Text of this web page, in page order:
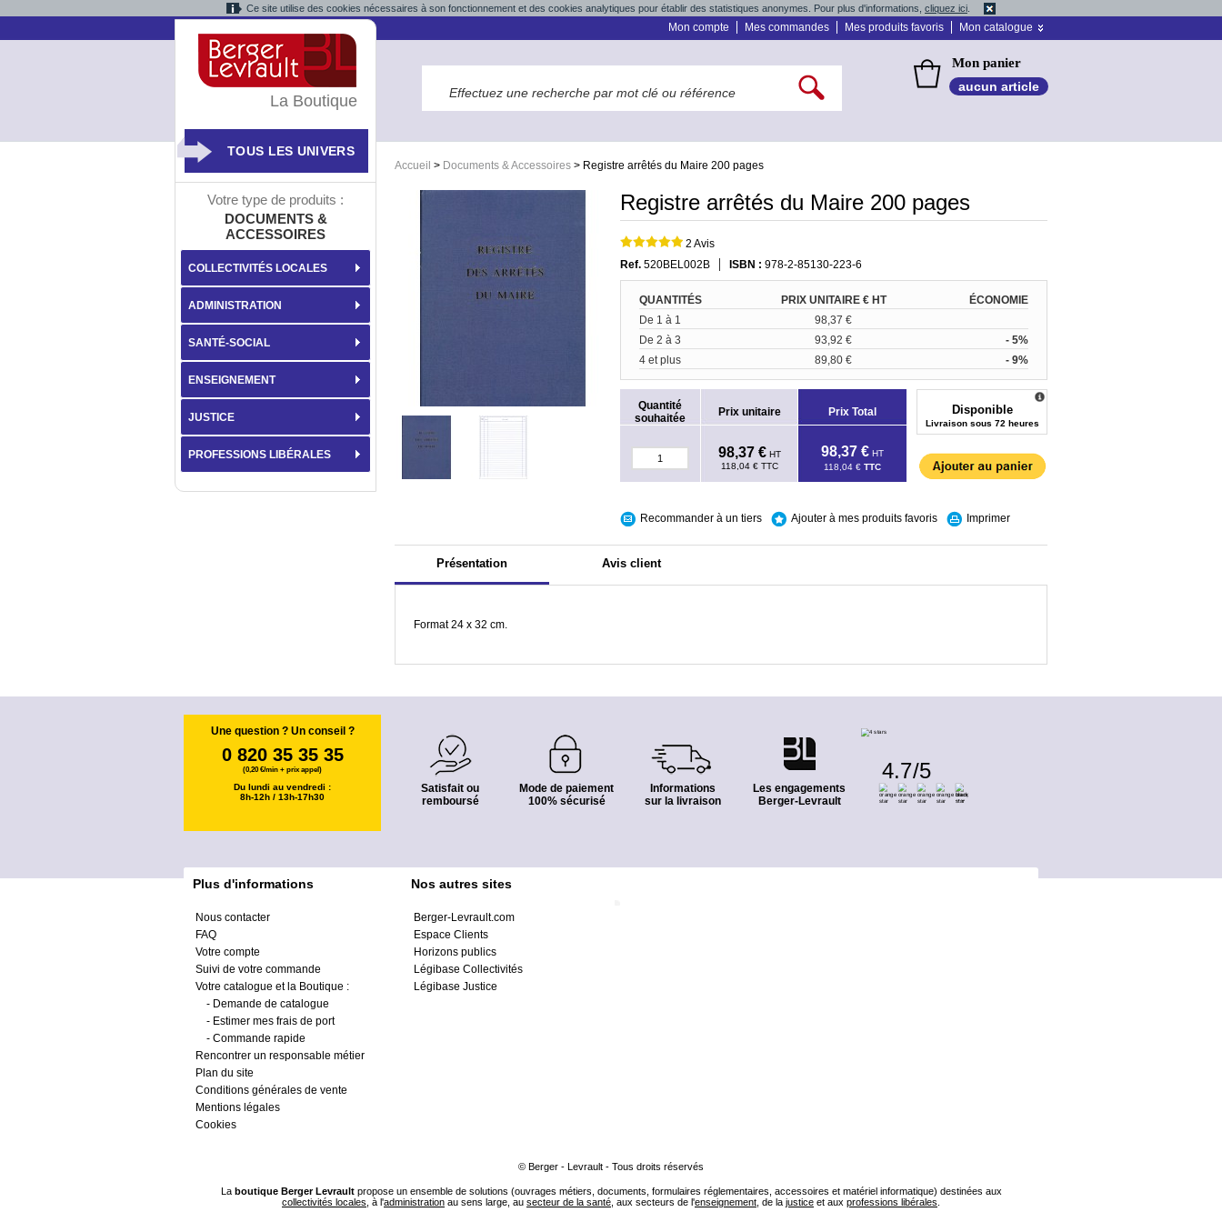
Ce site utilise des cookies nécessaires à son fonctionnement et des cookies analytiques pour établir des statistiques anonymes. Pour plus d'informations, cliquez ici
Mon compte Mes commandes Mes produits favoris Mon catalogue
Mon panier
aucun article
Accueil > Documents & Accessoires > Registre arrêtés du Maire 200 pages
Registre arrêtés du Maire 200 pages
2 Avis
Ref. 520BEL002B ISBN : 978-2-85130-223-6
QUANTITÉS PRIX UNITAIRE € HT
ÉCONOMIE
De 1 à 1
98,37 €
De 2 à 3
93,92 €
- 5%
4 et plus
89,80 € - 9%
Quantité
souhaitée
Prix unitaire Prix Total
98,37 € HT
118,04 € TTC
98,37 € HT
118,04 € TTC
Disponible
Livraison sous 72 heures
Recommander à un tiers Ajouter à mes produits favoris Imprimer
Présentation Avis client
Format 24 x 32 cm.
La Boutique
TOUS LES UNIVERS
Votre type de produits :
DOCUMENTS &
ACCESSOIRES
COLLECTIVITÉS LOCALES
ADMINISTRATION
SANTÉ-SOCIAL
ENSEIGNEMENT
JUSTICE
PROFESSIONS LIBÉRALES
Une question ? Un conseil ?
0 820 35 35 35
(0,20 €/min + prix appel)
Du lundi au vendredi :
8h-12h / 13h-17h30
Satisfait ou
remboursé
Mode de paiement
100% sécurisé
Informations
sur la livraison
Les engagements
Berger-Levrault
4.7/5
Plus d'informations
Nous contacter
FAQ
Votre compte
Suivi de votre commande
Votre catalogue et la Boutique :
- Demande de catalogue
- Estimer mes frais de port
- Commande rapide
Rencontrer un responsable métier
Plan du site
Conditions générales de vente
Mentions légales
Cookies
Nos autres sites
Berger-Levrault.com
Espace Clients
Horizons publics
Légibase Collectivités
Légibase Justice
© Berger - Levrault - Tous droits réservés
La boutique Berger Levraultpropose un ensemble de solutions (ouvrages métiers, documents, formulaires réglementaires, accessoires et matériel informatique) destinées aux
collectivités locales , à l'administration au sens large, au secteur de la santé , aux secteurs de l'enseignement , de la justice et aux professions libérales